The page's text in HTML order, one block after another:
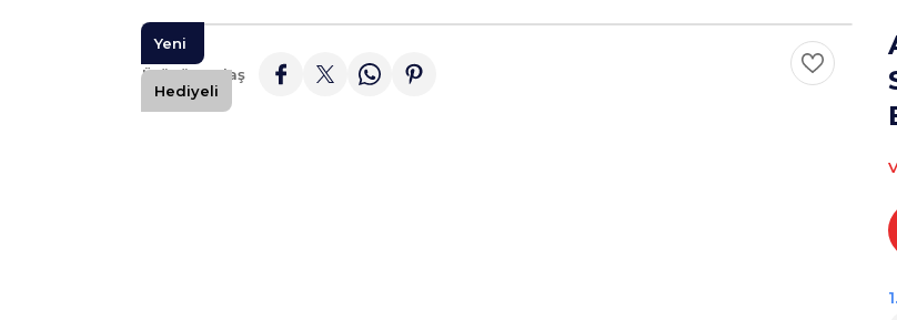
Yeni
Hediyeli
Ürünü Paylaş